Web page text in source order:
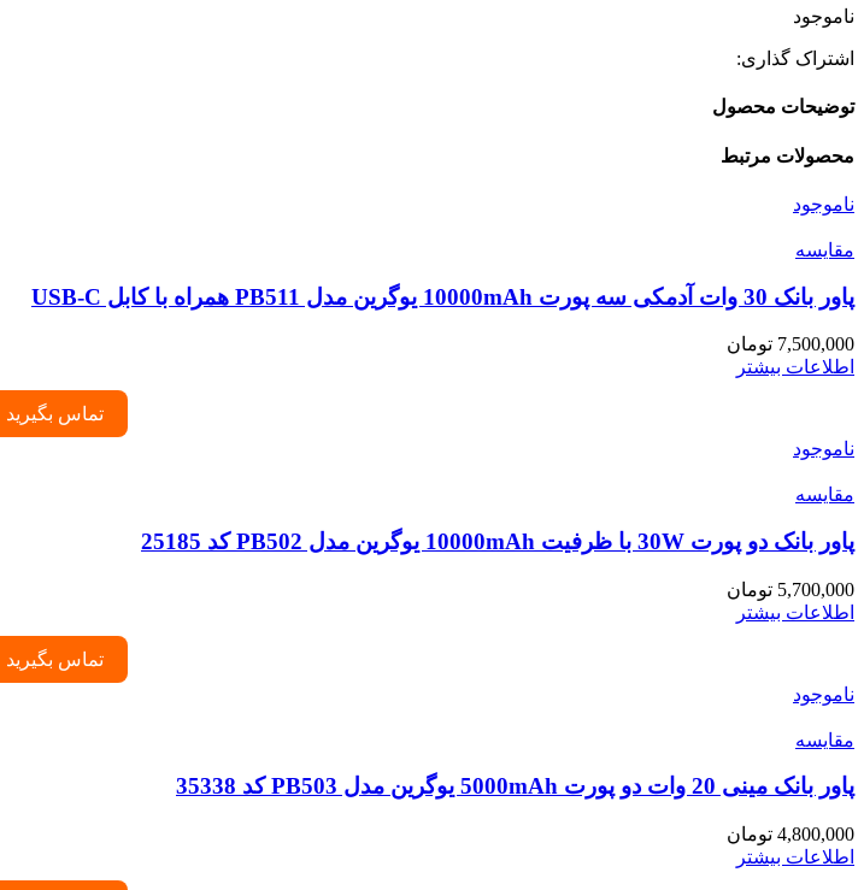
ناموجود
اشتراک گذاری:
توضیحات محصول
محصولات مرتبط
ناموجود
مقایسه
پاور بانک 30 وات آدمکی سه پورت 10000mAh یوگرین مدل PB511 همراه با کابل USB-C
7,500,000 تومان
اطلاعات بیشتر
تماس بگیرید
ناموجود
مقایسه
پاور بانک دو پورت 30W با ظرفیت 10000mAh یوگرین مدل PB502 کد 25185
5,700,000 تومان
اطلاعات بیشتر
تماس بگیرید
ناموجود
مقایسه
پاور بانک مینی 20 وات دو پورت 5000mAh یوگرین مدل PB503 کد 35338
4,800,000 تومان
اطلاعات بیشتر